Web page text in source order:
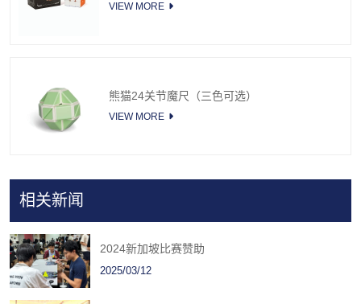
VIEW MORE
熊猫24关节魔尺（三色可选）
VIEW MORE
相关新闻
2024新加坡比赛赞助
2025/03/12